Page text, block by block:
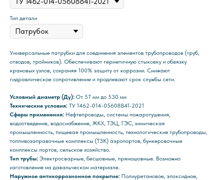
Тип детали
Универсальные патрубки для соединения элементов трубопроводов (труб,
отводов, тройников). Обеспечивают герметичную стыковку и обвязку
крановых узлов, сохраняя 100% защиту от коррозии. Снижают
гидравлическое сопротивление и продлевают срок службы сети.
Условный диаметр (Ду): От 57 мм до 530 мм
Технические условия: ТУ 1462-014-05608841-2021
Сферы применения: Нефтепроводы, системы пожаротушения,
водоотведение, водоснабжение, ЖКХ, ТЭЦ, ГЭС, химическая
промышленность, пищевая промышленность, технологические трубопроводы,
топливозаправочные комплексы (ТЗК) аэропортов, бункеровочные
комплексы портов, сельское хозяйство.
Тип трубы: Электросварные, бесшовные, прямошовные. Возможно
изготовление на давальческом материале.
Наружное антикоррозионное покрытие: Полиуретановое, эпоксидное,